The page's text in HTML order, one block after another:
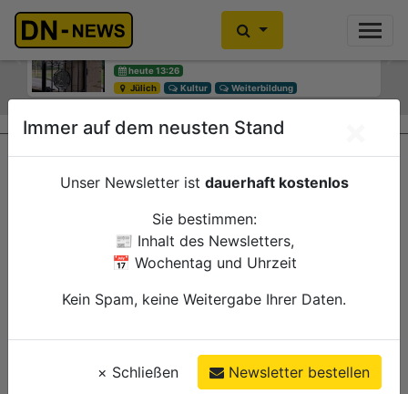
Diskussionen um Villa Buth:
Erinnerungsort oder Abriss?
heute 13:26
Jülich
Kultur Weiterbildung
Einbrecher im Kleiderschrank
gefunden
heute 10:30
Düren
Polizei
Previous
Immer auf dem neusten Stand
Unser Newsletter ist dauerhaft kostenlos
Sie bestimmen:
📰 Inhalt des Newsletters,
📅 Wochentag und Uhrzeit
Kein Spam, keine Weitergabe Ihrer Daten.
× Schließen Newsletter bestellen